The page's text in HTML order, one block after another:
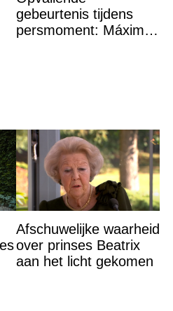
gebeurtenis tijdens
persmoment: Máxima
Afschuwelijke waarheid
over prinses Beatrix
aan het licht gekomen